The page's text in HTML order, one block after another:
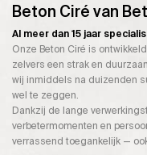
Beton Ciré van
Al meer dan 15 jaar
Onze Beton Ciré is
zelvers een strak en
wij inmiddels na duizenden
wel te zeggen.
Dankzij de lange
verbetermomenten en
verrassend toegankelijk —